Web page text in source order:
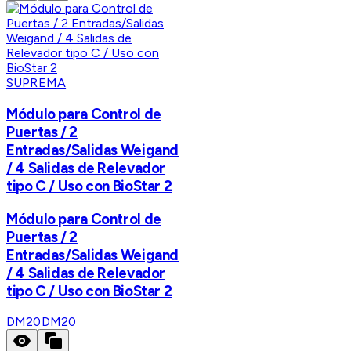
SUPREMA
Módulo para Control de
Puertas / 2
Entradas/Salidas Weigand
/ 4 Salidas de Relevador
tipo C / Uso con BioStar 2
Módulo para Control de
Puertas / 2
Entradas/Salidas Weigand
/ 4 Salidas de Relevador
tipo C / Uso con BioStar 2
DM20DM20